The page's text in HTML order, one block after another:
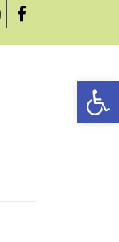
פתח סרגל נגישות